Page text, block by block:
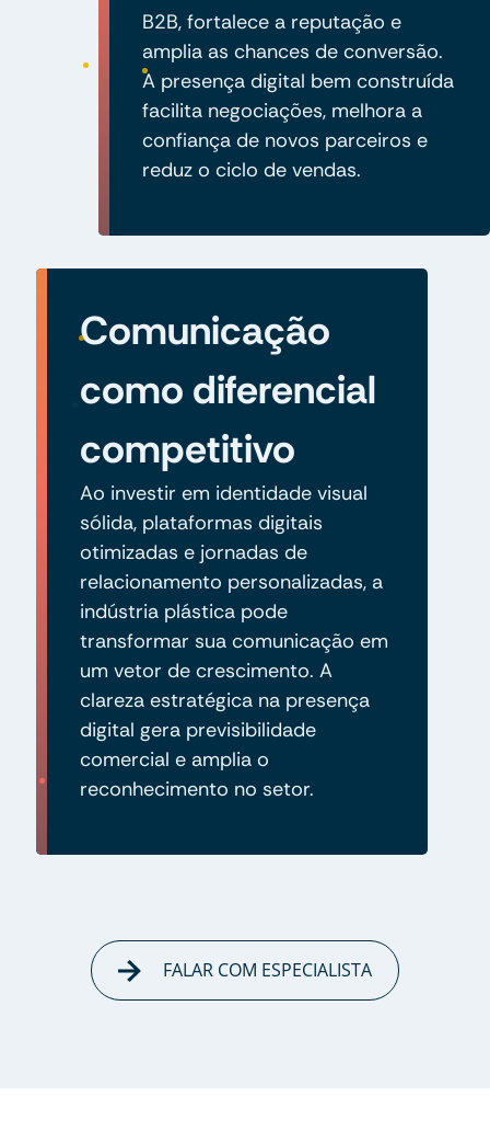
B2B, fortalece a reputação e
amplia as chances de conversão.
A presença digital bem construída
facilita negociações, melhora a
confiança de novos parceiros e
reduz o ciclo de vendas.
Comunicação
como diferencial
competitivo
Ao investir em identidade visual
sólida, plataformas digitais
otimizadas e jornadas de
relacionamento personalizadas, a
indústria plástica pode
transformar sua comunicação em
um vetor de crescimento. A
clareza estratégica na presença
digital gera previsibilidade
comercial e amplia o
reconhecimento no setor.
FALAR COM ESPECIALISTA